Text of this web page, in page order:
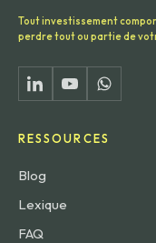
Tout investissement
perdre tout ou partie de
RESSOURCES
Blog
Lexique
FAQ